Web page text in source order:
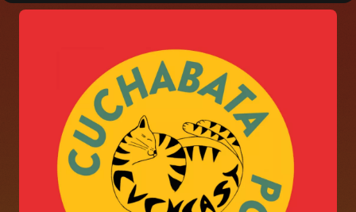
Balados
Reportages
Palmarès
À propos